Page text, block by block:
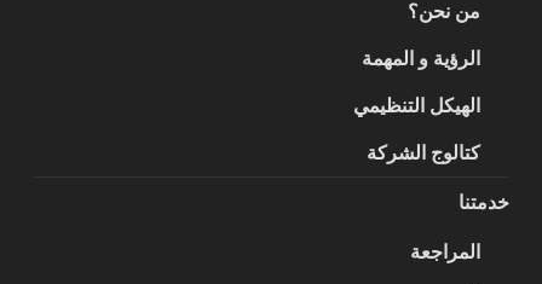
من نحن؟
الرؤية و المهمة
الهيكل التنظيمي
كتالوج الشركة
خدمتنا
المراجعة